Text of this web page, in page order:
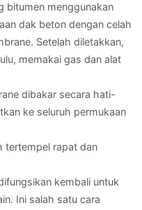
bitumen menggunakan
dak beton dengan celah
Setelah diletakkan,
memakai gas dan alat
dibakar secara hati-
ke seluruh permukaan
tertempel rapat dan
kembali untuk
Ini salah satu cara